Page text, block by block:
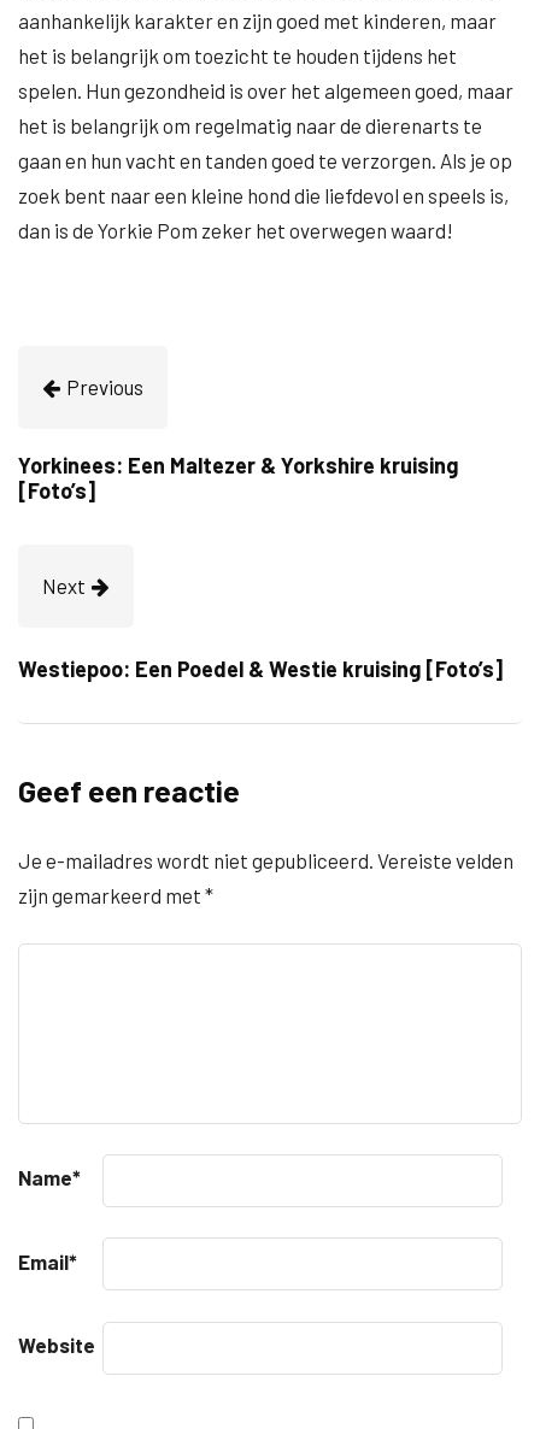
aanhankelijk karakter en zijn goed met kinderen, maar
het is belangrijk om toezicht te houden tijdens het
spelen. Hun gezondheid is over het algemeen goed, maar
het is belangrijk om regelmatig naar de dierenarts te
gaan en hun vacht en tanden goed te verzorgen. Als je op
zoek bent naar een kleine hond die liefdevol en speels is,
dan is de Yorkie Pom zeker het overwegen waard!
Previous
Yorkinees: Een Maltezer & Yorkshire kruising
[Foto’s]
Next
Westiepoo: Een Poedel & Westie kruising [Foto’s]
Geef een reactie
Je e-mailadres wordt niet gepubliceerd. Vereiste velden
zijn gemarkeerd met *
Name*
Email*
Website